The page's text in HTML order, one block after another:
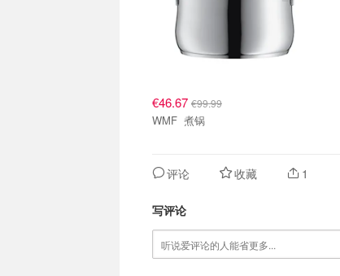
€46.67 €99.99
WMF 煮锅
评论 收藏 1
写评论